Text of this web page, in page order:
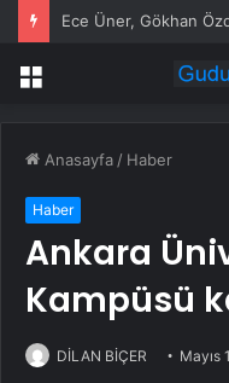
Menü
Anasayfa / Haber
Haber
Ankara
Kampüsü
DİLAN BİÇER Mayıs